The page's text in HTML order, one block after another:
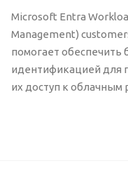
Microsoft Entra
Management)
помогает обеспечить
идентификацией для
их доступ к облачным